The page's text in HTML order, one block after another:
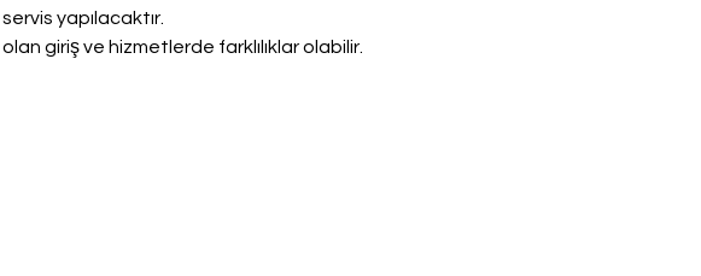
yapılacaktır.
giriş ve hizmetlerde farklılıklar olabilir.